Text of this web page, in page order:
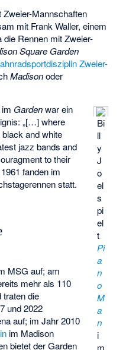
Mannschaften
mit Frank Waller, einem
die Rennen mit Zweier-
Square Garden
Zweier-
Madisonoder
Bi
ll
y
J
o
el
s
pi
el
t
Pi
a
n
o
M
a
n
i
m
Gardenwar ein
„[…] where
and white
jazz bands and
to their
fanden im
statt.
MSG auf; am
mehr als 110
traten die
und 2022
auf; im Jahr 2010
im Madison
bietet der Garden